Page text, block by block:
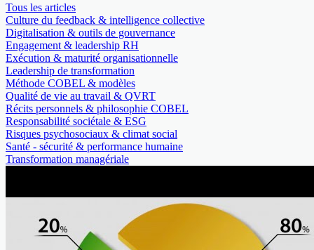
Tous les articles
Culture du feedback & intelligence collective
Digitalisation & outils de gouvernance
Engagement & leadership RH
Exécution & maturité organisationnelle
Leadership de transformation
Méthode COBEL & modèles
Qualité de vie au travail & QVRT
Récits personnels & philosophie COBEL
Responsabilité sociétale & ESG
Risques psychosociaux & climat social
Santé - sécurité & performance humaine
Transformation managériale